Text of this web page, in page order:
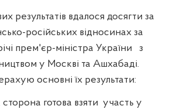
результатів вдалося досягти за
російських відносинах за
прем'єр-міністра України
з
у Москві та Ашхабаді.
основні їх результати:
готова взяти участь у